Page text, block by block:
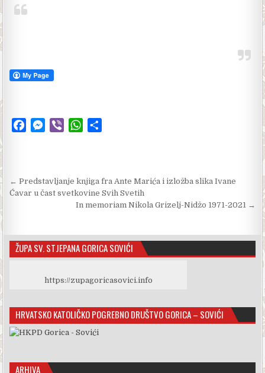
b
o
M
e
n
r
V
r
W
s
A
p
e
Navigacija objava
← Predstavljanje knjiga fra Ante Marića i izložba slika Ivane
Ćavar u čast svetkovine Svih Svetih
In memoriam Nikola Grizelj-Nidžo 1971-2021 →
ŽUPA SV. STJEPANA GORICA SOVIĆI
https://zupagoricasovici.info
HRVATSKO KATOLIČKO POGREBNO DRUŠTVO GORICA – SOVIĆI
ARHIVA